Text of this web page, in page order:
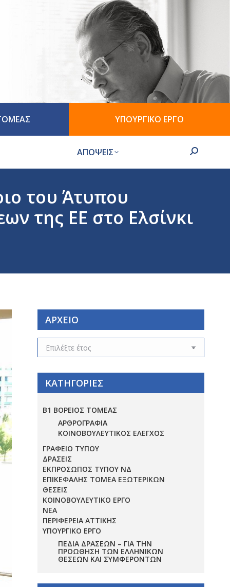
ΥΠΟΥΡΓΙΚΟ ΕΡΓΟ
ΑΠΟΨΕΙΣ Search:
του Άτυπου
της ΕΕ στο Ελσίνκι
ΑΡΧΕΙΟ
ΑΡΧΕΙΟ
ΚΑΤΗΓΟΡΙΕΣ
Β1 ΒΟΡΕΙΟΣ ΤΟΜΕΑΣ
ΑΡΘΡΟΓΡΑΦΙΑ
ΚΟΙΝΟΒΟΥΛΕΥΤΙΚΟΣ ΕΛΕΓΧΟΣ
ΓΡΑΦΕΙΟ ΤΥΠΟΥ
ΔΡΑΣΕΙΣ
ΕΚΠΡΟΣΩΠΟΣ ΤΥΠΟΥ ΝΔ
ΕΠΙΚΕΦΑΛΗΣ ΤΟΜΕΑ ΕΞΩΤΕΡΙΚΩΝ
ΘΕΣΕΙΣ
ΚΟΙΝΟΒΟΥΛΕΥΤΙΚΟ ΕΡΓΟ
ΝΕΑ
ΠΕΡΙΦΕΡΕΙΑ ΑΤΤΙΚΗΣ
ΥΠΟΥΡΓΙΚΟ ΕΡΓΟ
ΠΕΔΊΑ ΔΡΆΣΕΩΝ – ΓΙΑ ΤΗΝ
ΠΡΟΏΘΗΣΗ ΤΩΝ ΕΛΛΗΝΙΚΏΝ
ΘΈΣΕΩΝ ΚΑΙ ΣΥΜΦΕΡΌΝΤΩΝ